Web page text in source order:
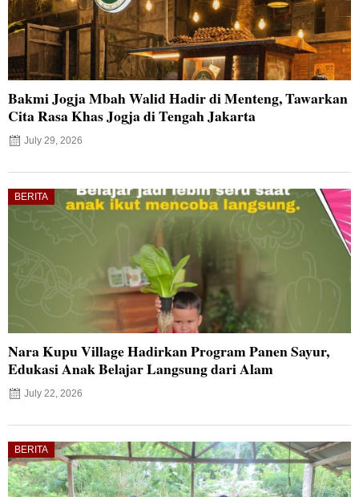
Bakmi Jogja Mbah Walid Hadir di Menteng, Tawarkan
Cita Rasa Khas Jogja di Tengah Jakarta
July 29, 2026
BERITA
Nara Kupu Village Hadirkan Program Panen Sayur,
Edukasi Anak Belajar Langsung dari Alam
July 22, 2026
BERITA